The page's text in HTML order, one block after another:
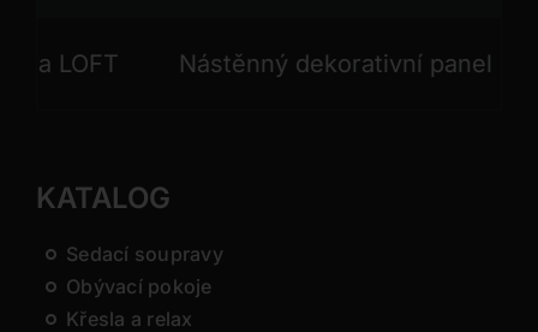
Nástěnný dekorativní panel GONG
KATALOG
Sedací soupravy
Obývací pokoje
Křesla a relax